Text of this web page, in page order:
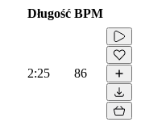
Długość BPM
2:25 86